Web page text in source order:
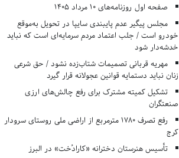
صفحه اول روزنامه‌های 10 مرداد 1405
مجلس پیگیر عدم پایبندی سایپا در تحویل به‌موقع
خودرو است / جلب اعتماد مردم سرمایه‌ای است که نباید
خدشه‌دار شود
مهریه قربانی تصمیمات شتاب‌زده نشود / حق شرعی
زنان نباید دستمایه قوانین عجولانه قرار گیرد
تشکیل کمیته مشترک برای رفع چالش‌های ارزی
صنعتگران
رفع تصرف ۱۷۸۰ مترمربع از اراضی ملی روستای سرودار
کرج
تأسیس هنرستان دخترانه «کارادُخت» در البرز